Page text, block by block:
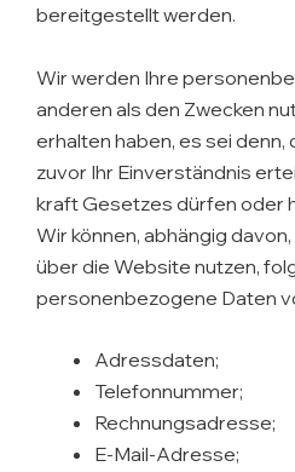
bereitgestellt werden.
Wir werden Ihre
anderen als den Zwecken
erhalten haben, es sei denn,
zuvor Ihr Einverständnis
kraft Gesetzes dürfen oder
Wir können, abhängig
über die Website nutzen,
personenbezogene Daten
Adressdaten;
Telefonnummer;
Rechnungsadresse;
E-Mail-Adresse;